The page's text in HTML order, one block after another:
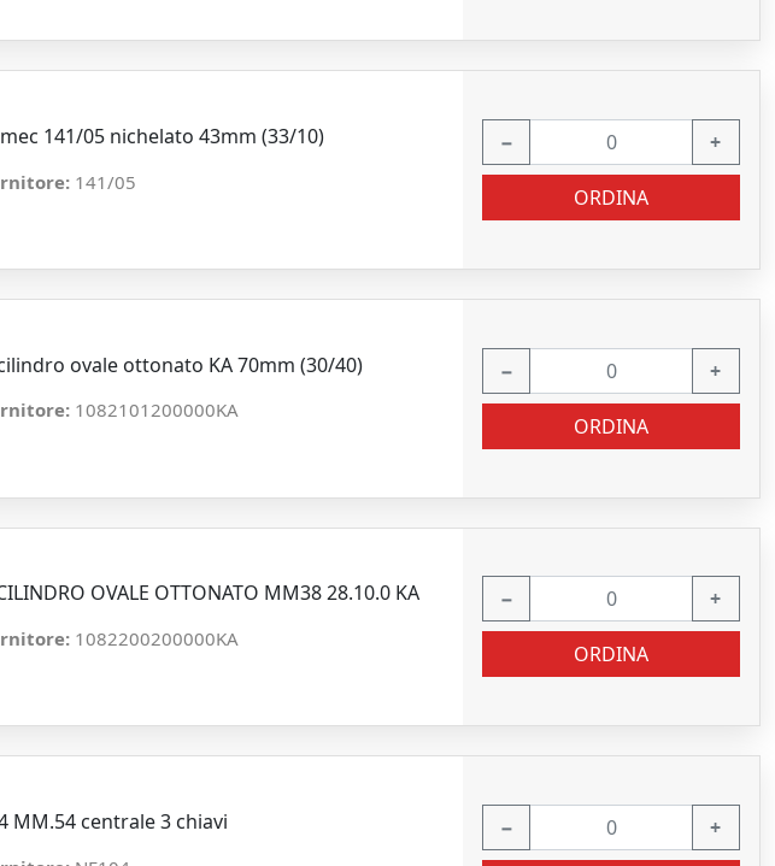
141/05 nichelato 43mm (33/10)
141/05
− +
ORDINA
ovale ottonato KA 70mm (30/40)
1082101200000KA
− +
ORDINA
OVALE OTTONATO MM38 28.10.0 KA
1082200200000KA
− +
ORDINA
MM.54 centrale 3 chiavi − +